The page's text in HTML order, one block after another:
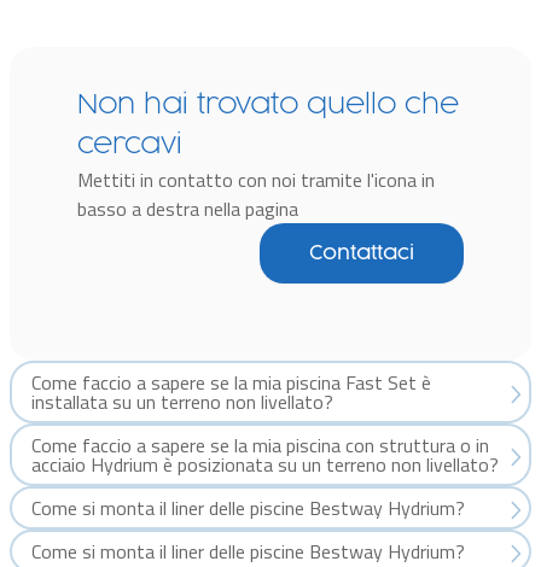
Non hai trovato quello che
cercavi
Mettiti in contatto con noi tramite l'icona in
basso a destra nella pagina
Contattaci
Come faccio a sapere se la mia piscina Fast Set è
installata su un terreno non livellato?
Come faccio a sapere se la mia piscina con struttura o in
acciaio Hydrium è posizionata su un terreno non livellato?
Come si monta il liner delle piscine Bestway Hydrium?
Come si monta il liner delle piscine Bestway Hydrium?